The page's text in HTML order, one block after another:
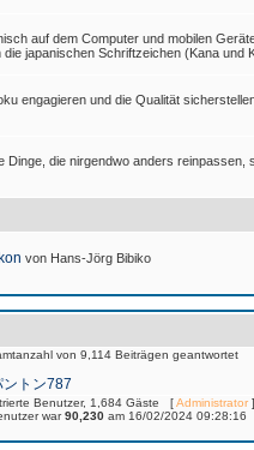
auf dem Computer und mobilen
japanischen Schriftzeichen (Kana und
engagieren und die Qualität
Dinge, die nirgendwo anders reinpassen,
von Hans-Jörg Bibiko
von 9,114 Beiträgen geantwortet
ントン787
Benutzer, 1,684 Gäste [Administrator
war90,230 am 16/02/2024 09:28:16